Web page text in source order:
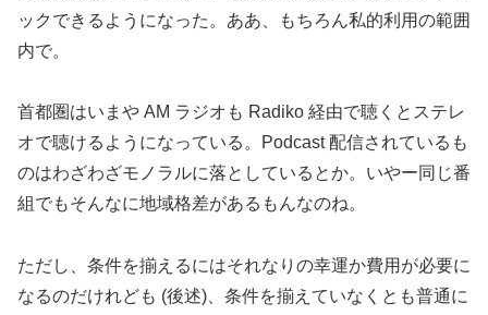
ックできるようになった。ああ、もちろん私的利用の範囲
内で。
首都圏はいまや AM ラジオも Radiko 経由で聴くとステレ
オで聴けるようになっている。Podcast 配信されているも
のはわざわざモノラルに落としているとか。いやー同じ番
組でもそんなに地域格差があるもんなのね。
ただし、条件を揃えるにはそれなりの幸運か費用が必要に
なるのだけれども (後述)、条件を揃えていなくとも普通に